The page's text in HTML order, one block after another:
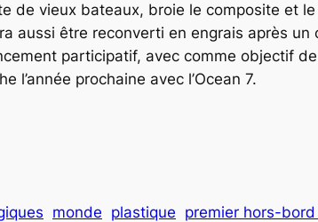
de vieux bateaux, broie le composite et
aussi être reconverti en engrais après
participatif, avec comme objectif
l’année prochaine avec l’Ocean 7.
monde plastique premier hors-